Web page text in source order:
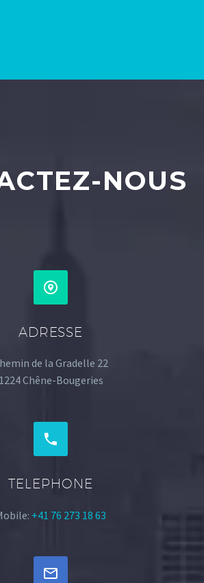
NOUS


ADRESSE
de la Gradelle 22
1224 Chêne-Bougeries


TELEPHONE
+41 76 273 18 63

